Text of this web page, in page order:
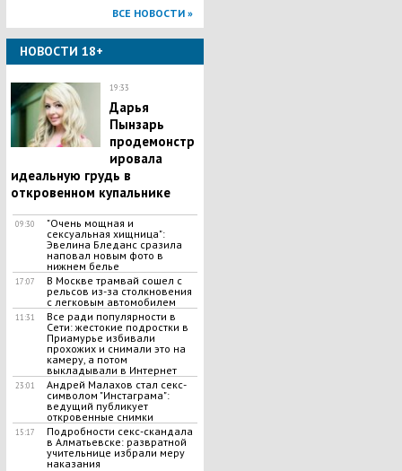
ВСЕ НОВОСТИ »
НОВОСТИ 18+
19:33
Дарья
Пынзарь
продемонстр
ировала
идеальную грудь в
откровенном купальнике
09:30
"Очень мощная и
сексуальная хищница":
Эвелина Бледанс сразила
наповал новым фото в
нижнем белье
17:07
В Москве трамвай сошел с
рельсов из-за столкновения
с легковым автомобилем
11:31
Все ради популярности в
Сети: жестокие подростки в
Приамурье избивали
прохожих и снимали это на
камеру, а потом
выкладывали в Интернет
23:01
Андрей Малахов стал секс-
символом "Инстаграма":
ведущий публикует
откровенные снимки
15:17
Подробности секс-скандала
в Алматьевске: развратной
учительнице избрали меру
наказания